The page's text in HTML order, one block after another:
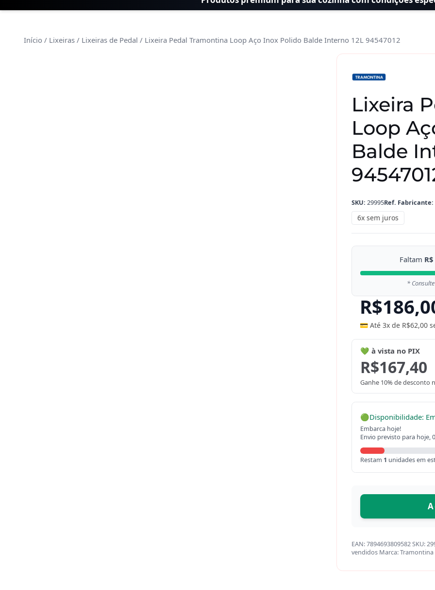
Início / Lixeiras / Lixeiras de Pedal / Lixeira Pedal Tramontina Loop Aço Inox Polido Balde Interno 12L 94547012
Lixeira
Loop
Balde
SKU: 29995Ref. Fabricante:
6x sem juros
Faltam
*
R$
💳 Até 3x de R$62,00
💚 à vista no PIX
R$167,40
Ganhe 10% de desconto
🟢Disponibilidade:
Embarca hoje!
Envio previsto para hoje,
Restam 1 unidades em
Pedal
Tramontina
Loop
Aço
Polido
Balde
Interno
12L
94547012
EAN:7894693809582SKU:
vendidos Marca:Tramontina